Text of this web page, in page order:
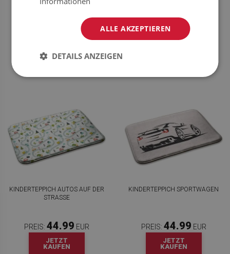
EUR
KAUFEN
PREIS:44.99
KINDERTEPPICH AUTOS AUF DER
STRASSE
PREIS: 44.99 EUR
JETZT
KAUFEN
KINDERTEPPICH SPORTWAGEN
PREIS: 44.99 EUR
JETZT
KAUFEN
ALLE AKZEPTIEREN
DETAILS ANZEIGEN